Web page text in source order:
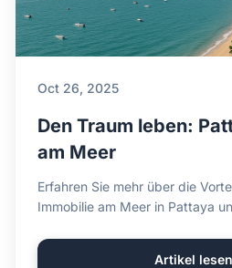
Oct 26, 2025
Den Traum leben:
am Meer
Erfahren Sie mehr über die
Immobilie am Meer in Pattaya
Artikel lesen